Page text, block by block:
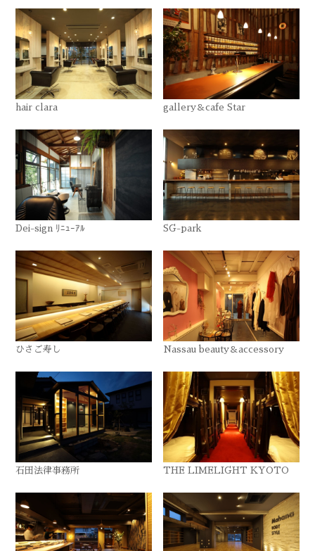
hair clara gallery＆cafe Star
Dei-sign ﾘﾆｭｰｱﾙ SG-park
ひさご寿し Nassau beauty＆accessory
石田法律事務所 THE LIMELIGHT KYOTO